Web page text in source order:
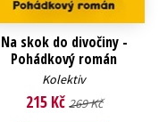
Na skok do divočiny -
Pohádkový román
Kolektiv
215 Kč 269 Kč